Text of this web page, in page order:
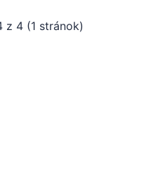
z 4 (1 stránok)